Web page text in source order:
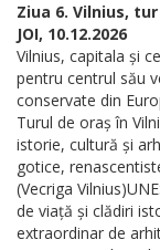
Ziua 6. Vilnius,
JOI, 10.12.2026
Vilnius, capitala și
pentru centrul său
conservate din
Turul de oraș în
istorie, cultură și
gotice,
(Vecriga
de viață și clădiri
extraordinar de